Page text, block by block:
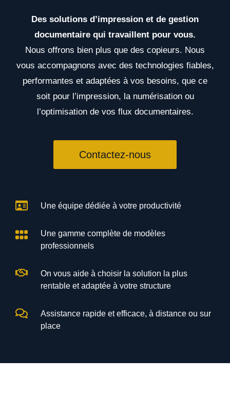
Des solutions d’impression et de gestion
documentaire qui travaillent pour vous.
Nous offrons bien plus que des copieurs. Nous
vous accompagnons avec des technologies fiables,
performantes et adaptées à vos besoins, que ce
soit pour l’impression, la numérisation ou
l’optimisation de vos flux documentaires.
Contactez-nous
Une équipe dédiée à votre productivité
Une gamme complète de modèles
professionnels
On vous aide à choisir la solution la plus
rentable et adaptée à votre structure
Assistance rapide et efficace, à distance ou sur
place